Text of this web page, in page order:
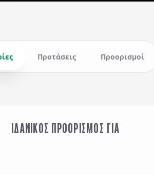
Προτάσεις Προορισμοί
ΙΔΑΝΙΚΟΣ ΠΡΟΟΡΙΣΜΟΣ ΓΙΑ
ΟΙΚΟΓΕΝΕΙΑ ΜΕ ΠΑΙΔΙΑ